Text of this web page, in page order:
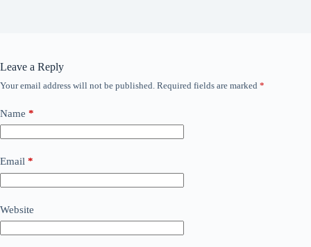
Leave a Reply
Your email address will not be published. Required fields are marked *
Name *
Email *
Website